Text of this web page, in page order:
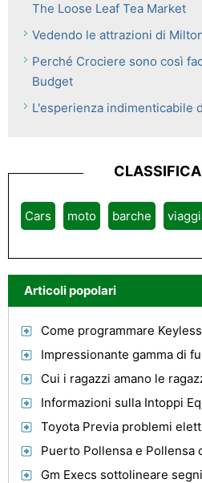
The Loose Leaf Tea Market
Vedendo le attrazioni di
Perché Crociere sono così
Budget
L'esperienza indimenticabile
Cars moto barche
Articoli popolari
Cui i ragazzi amano le
Informazioni sulla Intoppi
Toyota Previa problemi
Puerto Pollensa e Pollensa
Gm Execs sottolineare